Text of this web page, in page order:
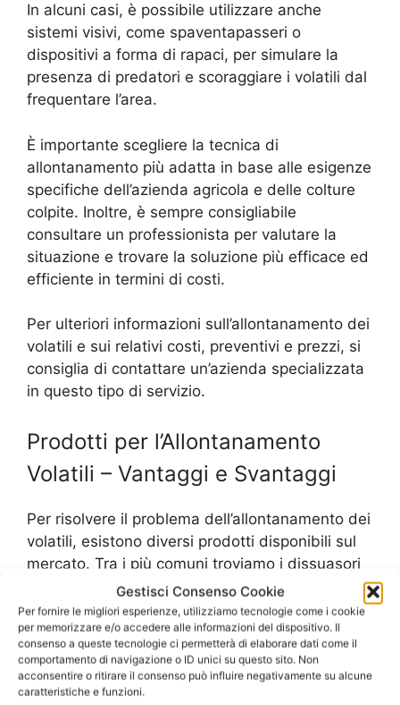
Gestisci Consenso Cookie
Per fornire le migliori esperienze, utilizziamo tecnologie come i cookie
per memorizzare e/o accedere alle informazioni del dispositivo. Il
consenso a queste tecnologie ci permetterà di elaborare dati come il
comportamento di navigazione o ID unici su questo sito. Non
acconsentire o ritirare il consenso può influire negativamente su alcune
caratteristiche e funzioni.
In alcuni casi, è possibile utilizzare anche
sistemi visivi, come spaventapasseri o
dispositivi a forma di rapaci, per simulare la
presenza di predatori e scoraggiare i volatili dal
frequentare l’area.
È importante scegliere la tecnica di
allontanamento più adatta in base alle esigenze
specifiche dell’azienda agricola e delle colture
colpite. Inoltre, è sempre consigliabile
consultare un professionista per valutare la
situazione e trovare la soluzione più efficace ed
efficiente in termini di costi.
Per ulteriori informazioni sull’allontanamento dei
volatili e sui relativi costi, preventivi e prezzi, si
consiglia di contattare un’azienda specializzata
in questo tipo di servizio.
Prodotti per l’Allontanamento
Volatili – Vantaggi e Svantaggi
Per risolvere il problema dell’allontanamento dei
volatili, esistono diversi prodotti disponibili sul
mercato. Tra i più comuni troviamo i dissuasori
ad ultrasuoni, i repellenti chimici e i sistemi di
dissuasione visivi come le barriere a filo
elettrificate. Ognuno di questi prodotti ha i suoi
vantaggi e svantaggi.
I dissuasori ad ultrasuoni emettono suoni ad